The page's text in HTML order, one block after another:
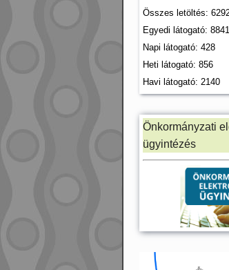
Összes letöltés:
Egyedi látogató: 8841
Napi látogató: 428
Heti látogató: 856
Havi látogató: 2140
Önkormányzati
ügyintézés